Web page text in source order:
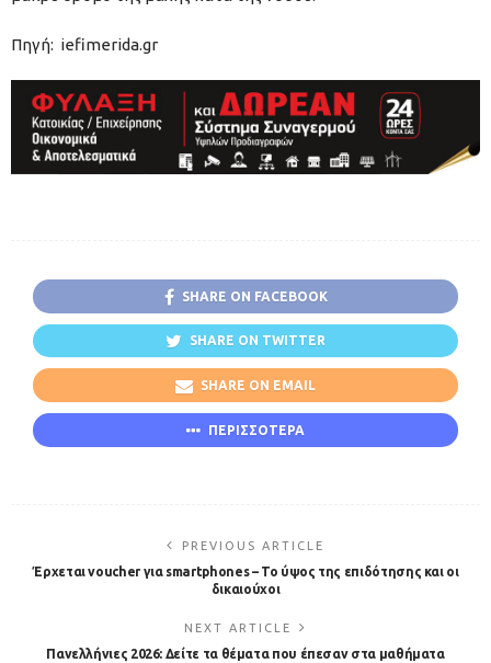
Πηγή: iefimerida.gr
SHARE ON FACEBOOK
SHARE ON TWITTER
SHARE ON EMAIL
ΠΕΡΙΣΣΟΤΕΡΑ
PREVIOUS ARTICLE
Έρχεται voucher για smartphones – Το ύψος της επιδότησης και οι
δικαιούχοι
NEXT ARTICLE
Πανελλήνιες 2026: Δείτε τα θέματα που έπεσαν στα μαθήματα